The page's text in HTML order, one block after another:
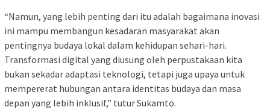
“Namun, yang lebih penting dari itu adalah bagaimana inovasi
ini mampu membangun kesadaran masyarakat akan
pentingnya budaya lokal dalam kehidupan sehari-hari.
Transformasi digital yang diusung oleh perpustakaan kita
bukan sekadar adaptasi teknologi, tetapi juga upaya untuk
mempererat hubungan antara identitas budaya dan masa
depan yang lebih inklusif,” tutur Sukamto.